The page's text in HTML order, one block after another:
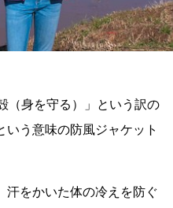
（身を守る）」という訳の
いう意味の防風ジャケット
汗をかいた体の冷えを防ぐ